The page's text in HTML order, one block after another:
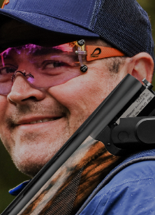
eine exklusive Serie von
die an vier
ausgetragen wird. Der
die Möglichkeit, ihre
unter Beweis zu stellen.